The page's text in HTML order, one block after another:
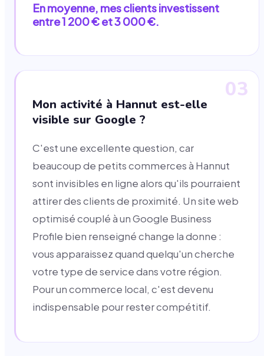
En moyenne, mes clients investissent
entre 1 200 € et 3 000 €.
03
Mon activité à Hannut est-elle
visible sur Google ?
C'est une excellente question, car
beaucoup de petits commerces à Hannut
sont invisibles en ligne alors qu'ils pourraient
attirer des clients de proximité. Un site web
optimisé couplé à un Google Business
Profile bien renseigné change la donne :
vous apparaissez quand quelqu'un cherche
votre type de service dans votre région.
Pour un commerce local, c'est devenu
indispensable pour rester compétitif.